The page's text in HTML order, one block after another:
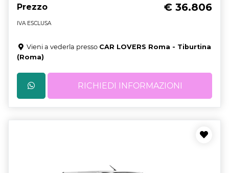
Prezzo € 36.806
IVA ESCLUSA
Vieni a vederla presso CAR LOVERS Roma - Tiburtina
(Roma)
RICHIEDI INFORMAZIONI